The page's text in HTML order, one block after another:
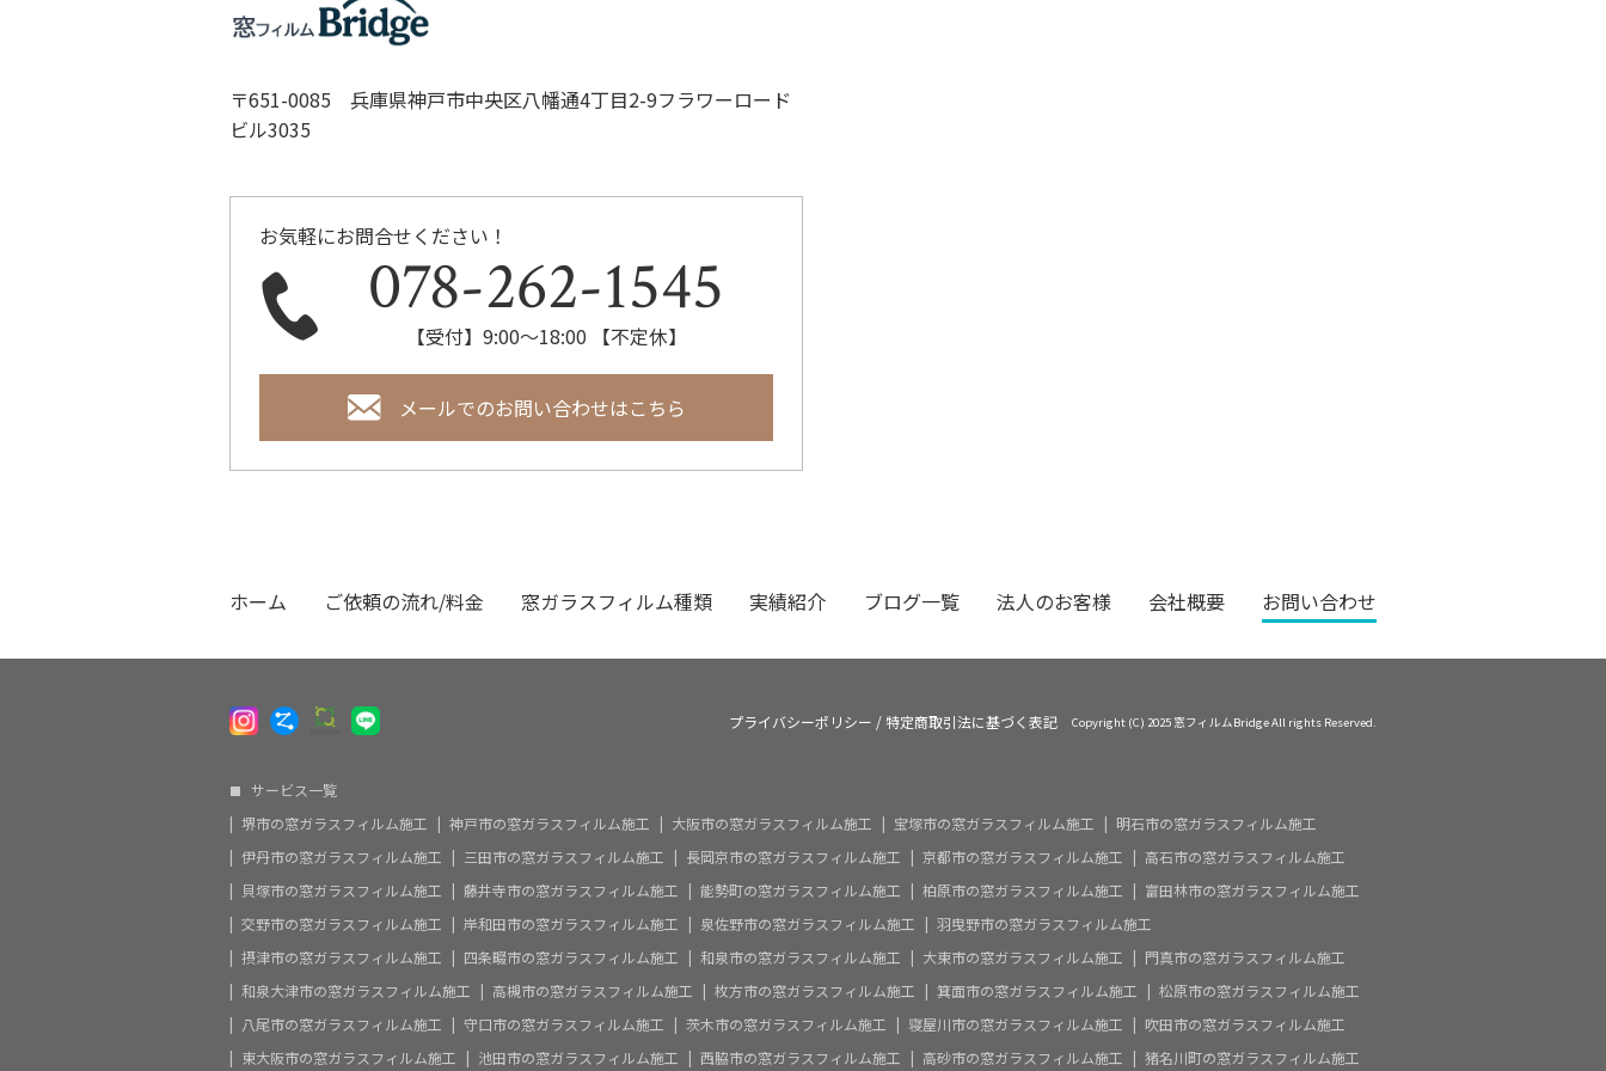
〒651-0085 兵庫県神戸市中央区八幡通4丁目2-9フラワーロード
ビル3035
お気軽にお問合せください！
078-262-1545
【受付】9:00～18:00 【不定休】
メールでのお問い合わせはこちら
ホーム ご依頼の流れ/料金 窓ガラスフィルム種類 実績紹介 ブログ一覧 法人のお客様 会社概要 お問い合わせ
プライバシーポリシー /特定商取引法に基づく表記 Copyright (C) 2025 窓フィルムBridge All rights Reserved.
サービス一覧
堺市の窓ガラスフィルム施工
神戸市の窓ガラスフィルム施工 大阪市の窓ガラスフィルム施工 宝塚市の窓ガラスフィルム施工
明石市の窓ガラスフィルム施工
伊丹市の窓ガラスフィルム施工
三田市の窓ガラスフィルム施工 長岡京市の窓ガラスフィルム施工 京都市の窓ガラスフィルム施工
高石市の窓ガラスフィルム施工
貝塚市の窓ガラスフィルム施工
藤井寺市の窓ガラスフィルム施工 能勢町の窓ガラスフィルム施工 柏原市の窓ガラスフィルム施工
富田林市の窓ガラスフィルム施工
交野市の窓ガラスフィルム施工
岸和田市の窓ガラスフィルム施工 泉佐野市の窓ガラスフィルム施工
羽曳野市の窓ガラスフィルム施工
摂津市の窓ガラスフィルム施工
四条畷市の窓ガラスフィルム施工 和泉市の窓ガラスフィルム施工 大東市の窓ガラスフィルム施工
門真市の窓ガラスフィルム施工
和泉大津市の窓ガラスフィルム施工
高槻市の窓ガラスフィルム施工 枚方市の窓ガラスフィルム施工 箕面市の窓ガラスフィルム施工
松原市の窓ガラスフィルム施工
八尾市の窓ガラスフィルム施工
守口市の窓ガラスフィルム施工 茨木市の窓ガラスフィルム施工 寝屋川市の窓ガラスフィルム施工
吹田市の窓ガラスフィルム施工
東大阪市の窓ガラスフィルム施工
池田市の窓ガラスフィルム施工 西脇市の窓ガラスフィルム施工 高砂市の窓ガラスフィルム施工 猪名川町の窓ガラスフィルム施工